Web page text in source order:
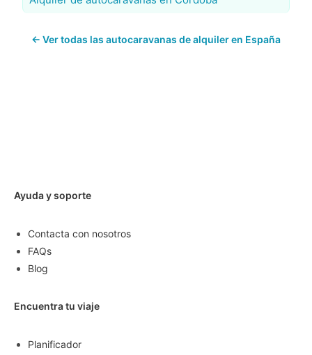
← Ver todas las autocaravanas de alquiler en España
Ayuda y soporte
Contacta con nosotros
FAQs
Blog
Encuentra tu viaje
Planificador